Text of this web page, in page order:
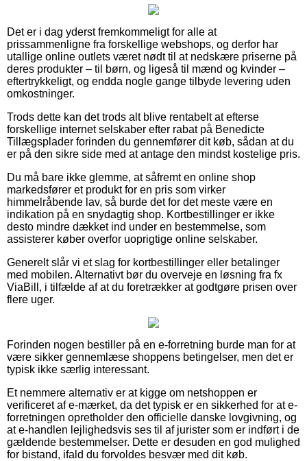
Det er i dag yderst fremkommeligt for alle at
prissammenligne fra forskellige webshops, og derfor har
utallige online outlets været nødt til at nedskære priserne på
deres produkter – til børn, og ligeså til mænd og kvinder –
eftertrykkeligt, og endda nogle gange tilbyde levering uden
omkostninger.
Trods dette kan det trods alt blive rentabelt at efterse
forskellige internet selskaber efter rabat på Benedicte
Tillægsplader forinden du gennemfører dit køb, sådan at du
er på den sikre side med at antage den mindst kostelige pris.
Du må bare ikke glemme, at såfremt en online shop
markedsfører et produkt for en pris som virker
himmelråbende lav, så burde det for det meste være en
indikation på en snydagtig shop. Kortbestillinger er ikke
desto mindre dækket ind under en bestemmelse, som
assisterer køber overfor uoprigtige online selskaber.
Generelt slår vi et slag for kortbestillinger eller betalinger
med mobilen. Alternativt bør du overveje en løsning fra fx
ViaBill, i tilfælde af at du foretrækker at godtgøre prisen over
flere uger.
Forinden nogen bestiller på en e-forretning burde man for at
være sikker gennemlæse shoppens betingelser, men det er
typisk ikke særlig interessant.
Et nemmere alternativ er at kigge om netshoppen er
verificeret af e-mærket, da det typisk er en sikkerhed for at e-
forretningen opretholder den officielle danske lovgivning, og
at e-handlen lejlighedsvis ses til af jurister som er indført i de
gældende bestemmelser. Dette er desuden en god mulighed
for bistand, ifald du forvoldes besvær med dit køb.